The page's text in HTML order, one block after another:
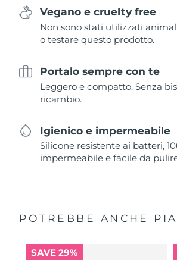
Vegano e cruelty free
Non sono stati utilizzati
o testare questo prodotto.
Portalo sempre con te
Leggero e compatto. Senza
ricambio.
Igienico e impermeabile
Silicone resistente ai batteri,
impermeabile e facile da
POTREBBE ANCHE
SAVE 29%